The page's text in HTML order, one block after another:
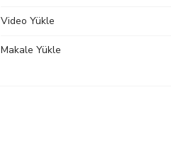
Video Yükle
Makale Yükle